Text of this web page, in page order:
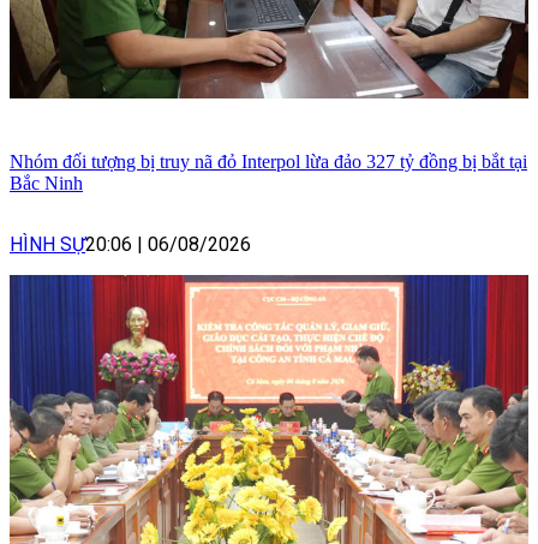
Nhóm đối tượng bị truy nã đỏ Interpol lừa đảo 327 tỷ đồng bị bắt tại
Bắc Ninh
HÌNH SỰ20:06 06/08/2026